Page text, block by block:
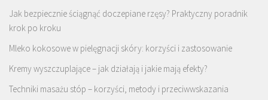
Jak bezpiecznie ściągnąć doczepiane rzęsy? Praktyczny poradnik
krok po kroku
Mleko kokosowe w pielęgnacji skóry: korzyści i zastosowanie
Kremy wyszczuplające – jak działają i jakie mają efekty?
Techniki masażu stóp – korzyści, metody i przeciwwskazania